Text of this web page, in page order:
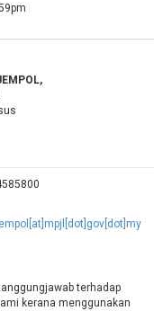
terhadap
kerana menggunakan